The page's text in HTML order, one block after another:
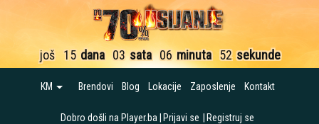
još 15 dana 03 sata 06 minuta 51 sekund
KM Brendovi Blog Lokacije Zaposlenje Kontakt
Dobro došli na Player.ba Prijavi se Registruj se